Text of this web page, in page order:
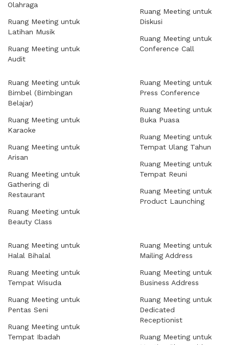
Olahraga
Ruang Meeting untuk
Latihan Musik
Ruang Meeting untuk
Audit
Ruang Meeting untuk
Diskusi
Ruang Meeting untuk
Conference Call
Ruang Meeting untuk
Bimbel (Bimbingan
Belajar)
Ruang Meeting untuk
Karaoke
Ruang Meeting untuk
Arisan
Ruang Meeting untuk
Gathering di
Restaurant
Ruang Meeting untuk
Beauty Class
Ruang Meeting untuk
Press Conference
Ruang Meeting untuk
Buka Puasa
Ruang Meeting untuk
Tempat Ulang Tahun
Ruang Meeting untuk
Tempat Reuni
Ruang Meeting untuk
Product Launching
Ruang Meeting untuk
Halal Bihalal
Ruang Meeting untuk
Tempat Wisuda
Ruang Meeting untuk
Pentas Seni
Ruang Meeting untuk
Tempat Ibadah
Ruang Meeting untuk
Mailing Address
Ruang Meeting untuk
Business Address
Ruang Meeting untuk
Dedicated
Receptionist
Ruang Meeting untuk